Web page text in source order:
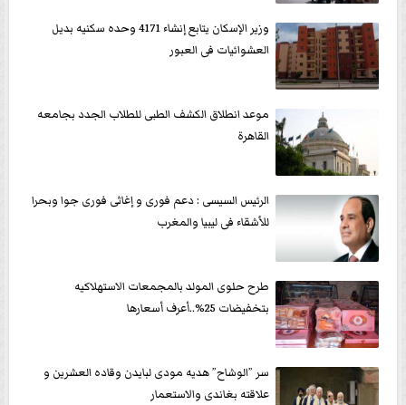
وزير الإسكان يتابع إنشاء 4171 وحده سكنيه بديل
العشوائيات فى العبور
موعد انطلاق الكشف الطبى للطلاب الجدد بجامعه
القاهرة
الرئيس السيسى : دعم فورى و إغاثى فورى جوا وبحرا
للأشقاء فى ليبيا والمغرب
طرح حلوى المولد بالمجمعات الاستهلاكيه
بتخفيضات 25%..أعرف أسعارها
سر ”الوشاح” هديه مودى لبايدن وقاده العشرين و
علاقته بغاندى والاستعمار